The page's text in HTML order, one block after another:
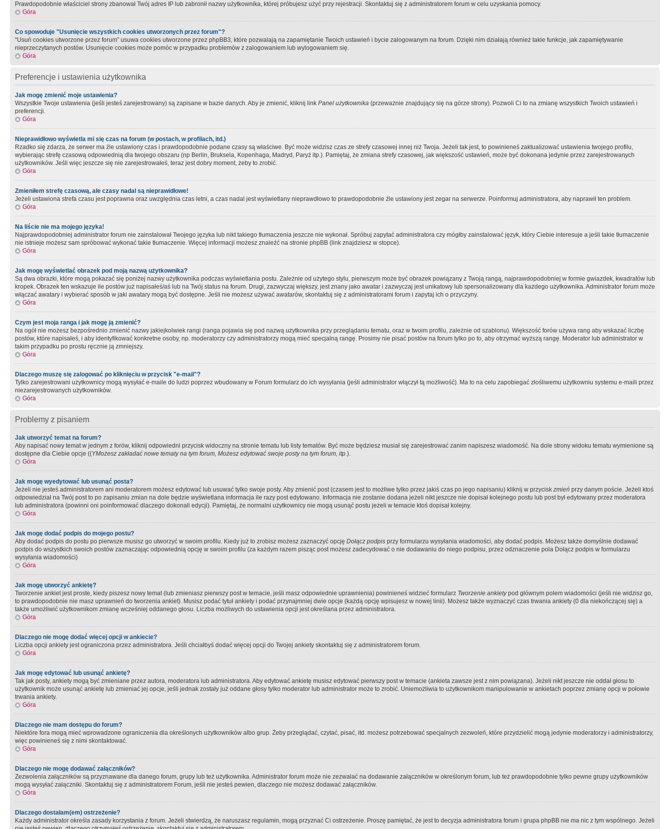
Prawdopodobnie właściciel strony zbanował Twój adres IP lub zabronił nazwy użytkownika, której próbujesz użyć przy rejestracji. Skontaktuj się z administratorem forum w celu uzyskania pomocy.
Góra
Co spowoduje "Usunięcie wszystkich cookies utworzonych przez forum"?
“Usuń cookies utworzone przez forum” usuwa cookies utworzone przez phpBB3, które pozwalają na zapamiętanie Twoich ustawień i bycie zalogowanym na forum. Dzięki nim działają również takie funkcje, jak zapamiętywanie
nieprzeczytanych postów. Usunięcie cookies może pomóc w przypadku problemów z zalogowaniem lub wylogowaniem się.
Góra
Preferencje i ustawienia użytkownika
Jak mogę zmienić moje ustawienia?
Wszystkie Twoje ustawienia (jeśli jesteś zarejestrowany) są zapisane w bazie danych. Aby je zmienić, kliknij link Panel użytkownika (przeważnie znajdujący się na górze strony). Pozwoli Ci to na zmianę wszystkich Twoich ustawień i
preferencji.
Góra
Nieprawidłowo wyświetla mi się czas na forum (w postach, w profilach, itd.)
Rzadko się zdarza, że serwer ma źle ustawiony czas i prawdopodobnie podane czasy są właściwe. Być może widzisz czas ze strefy czasowej innej niż Twoja. Jeżeli tak jest, to powinieneś zaktualizować ustawienia twojego profilu,
wybierając strefę czasową odpowiednią dla twojego obszaru (np Berlin, Bruksela, Kopenhaga, Madryd, Paryż itp.). Pamiętaj, że zmiana strefy czasowej, jak większość ustawień, może być dokonana jedynie przez zarejestrowanych
użytkowników. Jeśli więc jeszcze się nie zarejestrowałeś, teraz jest dobry moment, żeby to zrobić.
Góra
Zmieniłem strefę czasową, ale czasy nadal są nieprawidłowe!
Jeżeli ustawiona strefa czasu jest poprawna oraz uwzględnia czas letni, a czas nadal jest wyświetlany nieprawdłowo to prawdopodobnie źle ustawiony jest zegar na serwerze. Poinformuj administratora, aby naprawił ten problem.
Góra
Na liście nie ma mojego języka!
Najprawdopodobniej administrator forum nie zainstalował Twojego języka lub nikt takiego tłumaczenia jeszcze nie wykonał. Spróbuj zapytać administratora czy mógłby zainstalować język, który Ciebie interesuje a jeśli takie tłumaczenie
nie istnieje możesz sam spróbować wykonać takie tłumaczenie. Więcej informacji możesz znaleźć na stronie phpBB (link znajdziesz w stopce).
Góra
Jak mogę wyświetlać obrazek pod moją nazwą użytkownika?
Są dwa obrazki, które mogą pokazać się poniżej nazwy użytkownika podczas wyświetlania postu. Zależnie od użytego stylu, pierwszym może być obrazek powiązany z Twoją rangą, najprawdopodobniej w formie gwiazdek, kwadratów lub
kropek. Obrazek ten wskazuje ile postów już napisałeś/aś lub na Twój status na forum. Drugi, zazwyczaj większy, jest znany jako awatar i zazwyczaj jest unikatowy lub spersonalizowany dla każdego użytkownika. Administrator forum może
włączać awatary i wybierać sposób w jaki awatary mogą być dostępne. Jeśli nie możesz używać awatarów, skontaktuj się z administratorami forum i zapytaj ich o przyczyny.
Góra
Czym jest moja ranga i jak mogę ją zmienić?
Na ogół nie możesz bezpośrednio zmienić nazwy jakiejkolwiek rangi (ranga pojawia się pod nazwą użytkownika przy przeglądaniu tematu, oraz w twoim profilu, zależnie od szablonu). Większość forów używa rang aby wskazać liczbę
postów, które napisałeś, i aby identyfikować konkretne osoby, np. moderatorzy czy administratorzy mogą mieć specjalną rangę. Prosimy nie pisać postów na forum tylko po to, aby otrzymać wyższą rangę. Moderator lub administrator w
takim przypadku po prostu ręcznie ją zmniejszy.
Góra
Dlaczego muszę się zalogować po kliknięciu w przycisk "e-mail"?
Tylko zarejestrowani użytkownicy mogą wysyłać e-maile do ludzi poprzez wbudowany w Forum formularz do ich wysyłania (jeśli administrator włączył tą możliwość). Ma to na celu zapobiegać złośliwemu użytkowniu systemu e-maili przez
niezarejestrowanych użytkowników.
Góra
Problemy z pisaniem
Jak utworzyć temat na forum?
Aby napisać nowy temat w jednym z forów, kliknij odpowiedni przycisk widoczny na stronie tematu lub listy tematów. Być może będziesz musiał się zarejestrować zanim napiszesz wiadomość. Na dole strony widoku tematu wymienione są
dostępne dla Ciebie opcje ((YMożesz zakładać nowe tematy na tym forum, Możesz edytować swoje posty na tym forum, itp.).
Góra
Jak mogę wyedytować lub usunąć posta?
Jeżeli nie jesteś administratorem ani moderatorem możesz edytować lub usuwać tylko swoje posty. Aby zmienić post (czasem jest to możliwe tylko przez jakiś czas po jego napisaniu) kliknij w przycisk zmień przy danym poście. Jeżeli ktoś
odpowiedział na Twój post to po zapisaniu zmian na dole będzie wyświetlana informacja ile razy post edytowano. Informacja nie zostanie dodana jeżeli nikt jeszcze nie dopisał kolejnego postu lub post był edytowany przez moderatora
lub administratora (powinni oni poinformować dlaczego dokonali edycji). Pamiętaj, że normalni użytkownicy nie mogą usunąć postu jeżeli w temacie ktoś dopisał kolejny.
Góra
Jak mogę dodać podpis do mojego postu?
Aby dodać podpis do postu po pierwsze musisz go utworzyć w swoim profilu. Kiedy już to zrobisz możesz zaznaczyć opcję Dołącz podpis przy formularzu wysyłania wiadomości, aby dodać podpis. Możesz także domyślnie dodawać
podpis do wszystkich swoich postów zaznaczając odpowiednią opcję w swoim profilu (za każdym razem pisząc post możesz zadecydować o nie dodawaniu do niego podpisu, przez odznaczenie pola Dołącz podpis w formularzu
wysyłania wiadomości)
Góra
Jak mogę utworzyć ankietę?
Tworzenie ankiet jest proste, kiedy piszesz nowy temat (lub zmieniasz pierwszy post w temacie, jeśli masz odpowiednie uprawnienia) powinieneś widzieć formularz Tworzenie ankietypod głównym polem wiadomości (jeśli nie widzisz go,
to prawdopodobnie nie masz uprawnień do tworzenia ankiet). Musisz podać tytuł ankiety i podać przynajmniej dwie opcje (każdą opcję wpisujesz w nowej linii). Możesz także wyznaczyć czas trwania ankiety (0 dla niekończącej się) a
także umożliwić użytkownikom zmianę wcześniej oddanego głosu. Liczba możliwych do ustawienia opcji jest określana przez administratora.
Góra
Dlaczego nie mogę dodać więcej opcji w ankiecie?
Liczba opcji ankiety jest ograniczona przez administratora. Jeśli chciałbyś dodać więcej opcji do Twojej ankiety skontaktuj się z administratorem forum.
Góra
Jak mogę edytować lub usunąć ankietę?
Tak jak posty, ankiety mogą być zmieniane przez autora, moderatora lub administratora. Aby edytować ankietę musisz edytować pierwszy post w temacie (ankieta zawsze jest z nim powiązana). Jeżeli nikt jeszcze nie oddał głosu to
użytkownik może usunąć ankietę lub zmieniać jej opcje, jeśli jednak zostały już oddane głosy tylko moderator lub administrator może to zrobić. Uniemożliwia to użytkownikom manipulowanie w ankietach poprzez zmianę opcji w połowie
trwania ankiety.
Góra
Dlaczego nie mam dostępu do forum?
Niektóre fora mogą mieć wprowadzone ograniczenia dla określonych użytkowników albo grup. Żeby przeglądać, czytać, pisać, itd. możesz potrzebować specjalnych zezwoleń, które przydzielić mogą jedynie moderatorzy i administratorzy,
więc powinieneś się z nimi skontaktować.
Góra
Dlaczego nie mogę dodawać załączników?
Zezwolenia załączników są przyznawane dla danego forum, grupy lub też użytkownika. Administrator forum może nie zezwalać na dodawanie załączników w określonym forum, lub też prawdopodobnie tylko pewne grupy użytkowników
mogą wysyłać załączniki. Skontaktuj się z administratorem Forum, jeśli nie jesteś pewien, dlaczego nie możesz dodawać załączników.
Góra
Dlaczego dostałam(em) ostrzeżenie?
Każdy administrator określa zasady korzystania z forum. Jeżeli stwierdzą, że naruszasz regulamin, mogą przyznać Ci ostrzeżenie. Proszę pamiętać, że jest to decyzja administratora forum i grupa phpBB nie ma nic z tym wspólnego. Jeżeli